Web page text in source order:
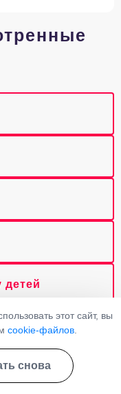
детей
этот сайт, вы
cookie-файлов
снова